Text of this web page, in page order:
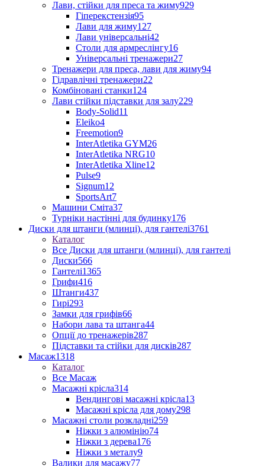
Лави, стійки для преса та жиму929
Гіперекстензія95
Лави для жиму127
Лави універсальні42
Столи для армреслінгу16
Універсальні тренажери27
Тренажери для преса, лави для жиму94
Гідравлічні тренажери22
Комбіновані станки124
Лави стійки підставки для залу229
Body-Solid11
Eleiko4
Freemotion9
InterAtletika GYM26
InterAtletika NRG10
InterAtletika Xline12
Pulse9
Signum12
SportsArt7
Машини Сміта37
Турніки настінні для будинку176
Диски для штанги (млинці), для гантелі3761
Каталог
Все Диски для штанги (млинці), для гантелі
Диски566
Гантелі1365
Грифи416
Штанги437
Гирі293
Замки для грифів66
Набори лава та штанга44
Опції до тренажерів287
Підставки та стійки для дисків287
Масаж1318
Каталог
Все Масаж
Масажні крісла314
Вендингові масажні крісла13
Масажні крісла для дому298
Масажні столи розкладні259
Ніжки з алюмінію74
Ніжки з дерева176
Ніжки з металу9
Валики для масажу77